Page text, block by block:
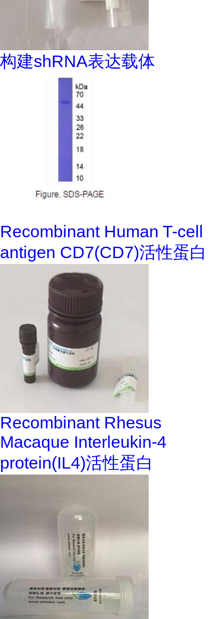
构建shRNA表达载体
Recombinant Human T-cell
antigen CD7(CD7)活性蛋白
Recombinant Rhesus
Macaque Interleukin-4
protein(IL4)活性蛋白